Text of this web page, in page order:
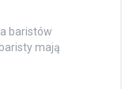
baristów
mają